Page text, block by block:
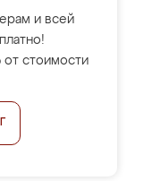
и всей
стоимости